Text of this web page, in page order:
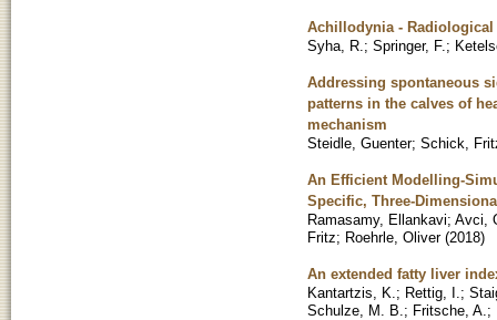
Achillodynia -
Syha, R. ; Springer, F. ;
Addressing spontaneous
patterns in the calves of
mechanism
Steidle, Guenter; Schick,
An Efficient Modelling-
Specific, Three-
Ramasamy, Ellankavi; Avci,
Fritz; Roehrle, Oliver (2018)
An extended fatty liver
Kantartzis, K. ; Rettig, I. ;
Schulze, M. B. ; Fritsche, A. ;